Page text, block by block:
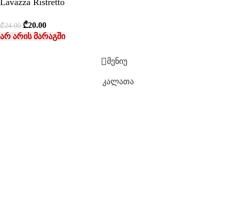
Lavazza Ristretto
₾24.00 ₾20.00
არ არის მარაგში
მენიუ
კალათა